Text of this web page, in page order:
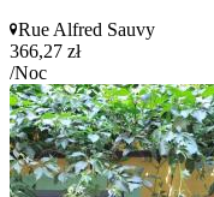
Rue Alfred Sauvy
366,27 zł
/Noc